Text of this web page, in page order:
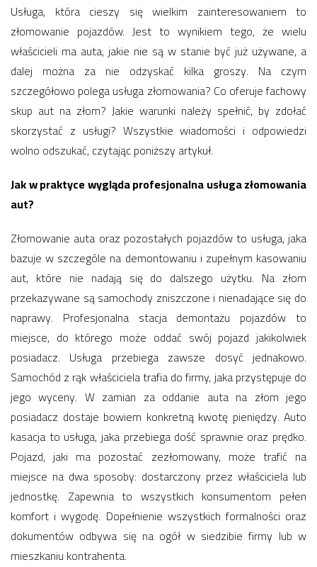
Usługa, która cieszy się wielkim zainteresowaniem to
złomowanie pojazdów. Jest to wynikiem tego, że wielu
właścicieli ma auta, jakie nie są w stanie być już używane, a
dalej można za nie odzyskać kilka groszy. Na czym
szczegółowo polega usługa złomowania? Co oferuje fachowy
skup aut na złom? Jakie warunki należy spełnić, by zdołać
skorzystać z usługi? Wszystkie wiadomości i odpowiedzi
wolno odszukać, czytając poniższy artykuł.
Jak w praktyce wygląda profesjonalna usługa złomowania
aut?
Złomowanie auta oraz pozostałych pojazdów to usługa, jaka
bazuje w szczególe na demontowaniu i zupełnym kasowaniu
aut, które nie nadają się do dalszego użytku. Na złom
przekazywane są samochody zniszczone i nienadające się do
naprawy. Profesjonalna stacja demontażu pojazdów to
miejsce, do którego może oddać swój pojazd jakikolwiek
posiadacz. Usługa przebiega zawsze dosyć jednakowo.
Samochód z rąk właściciela trafia do firmy, jaka przystępuje do
jego wyceny. W zamian za oddanie auta na złom jego
posiadacz dostaje bowiem konkretną kwotę pieniędzy. Auto
kasacja to usługa, jaka przebiega dość sprawnie oraz prędko.
Pojazd, jaki ma pozostać zezłomowany, może trafić na
miejsce na dwa sposoby: dostarczony przez właściciela lub
jednostkę. Zapewnia to wszystkich konsumentom pełen
komfort i wygodę. Dopełnienie wszystkich formalności oraz
dokumentów odbywa się na ogół w siedzibie firmy lub w
mieszkaniu kontrahenta.